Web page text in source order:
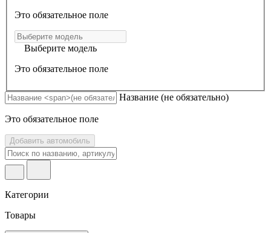
Это обязательное поле
Выберите модель
Это обязательное поле
Название (не обязательно)
Это обязательное поле
Добавить автомобиль
Категории
Товары